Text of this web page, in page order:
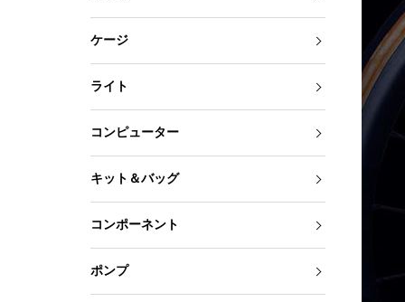
ケージ
ライト
コンピューター
キット＆バッグ
コンポーネント
ポンプ